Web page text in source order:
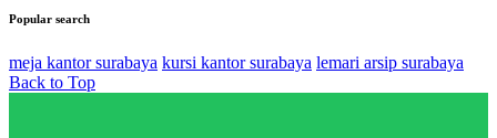
Popular search
meja kantor surabaya kursi kantor surabaya lemari arsip surabaya
Back to Top